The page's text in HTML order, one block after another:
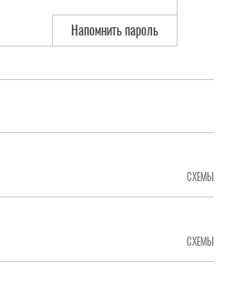
Напомнить пароль
СХЕМЫ
СХЕМЫ